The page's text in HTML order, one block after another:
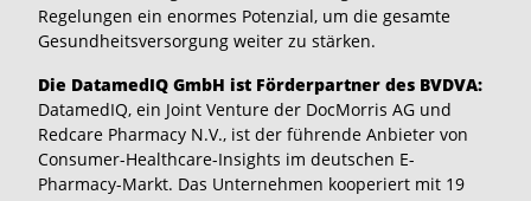
Regelungen ein enormes Potenzial, um die gesamte
Gesundheitsversorgung weiter zu stärken.
Die DatamedIQ GmbH ist Förderpartner des BVDVA:
DatamedIQ, ein Joint Venture der DocMorris AG und
Redcare Pharmacy N.V., ist der führende Anbieter von
Consumer-Healthcare-Insights im deutschen E-
Pharmacy-Markt. Das Unternehmen kooperiert mit 19